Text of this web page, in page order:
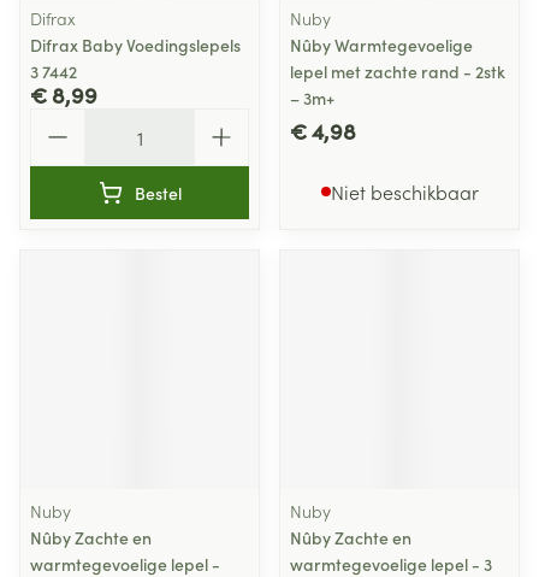
Difrax
Difrax Baby Voedingslepels
3 7442
€ 8,99
Bestel
Nuby
Nûby Warmtegevoelige
lepel met zachte rand - 2stk
– 3m+
€ 4,98
Niet beschikbaar
Nuby
Nûby Zachte en
warmtegevoelige lepel -
Nuby
Nûby Zachte en
warmtegevoelige lepel - 3